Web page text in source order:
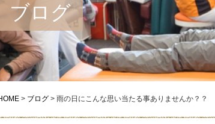
ブログ
> ブログ > 雨の日にこんな思い当たる事ありませんか？？